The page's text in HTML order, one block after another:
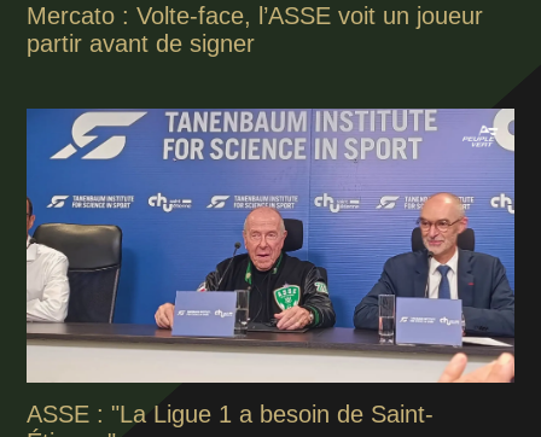
Mercato : Volte-face, l’ASSE voit un joueur
partir avant de signer
ASSE : "La Ligue 1 a besoin de Saint-